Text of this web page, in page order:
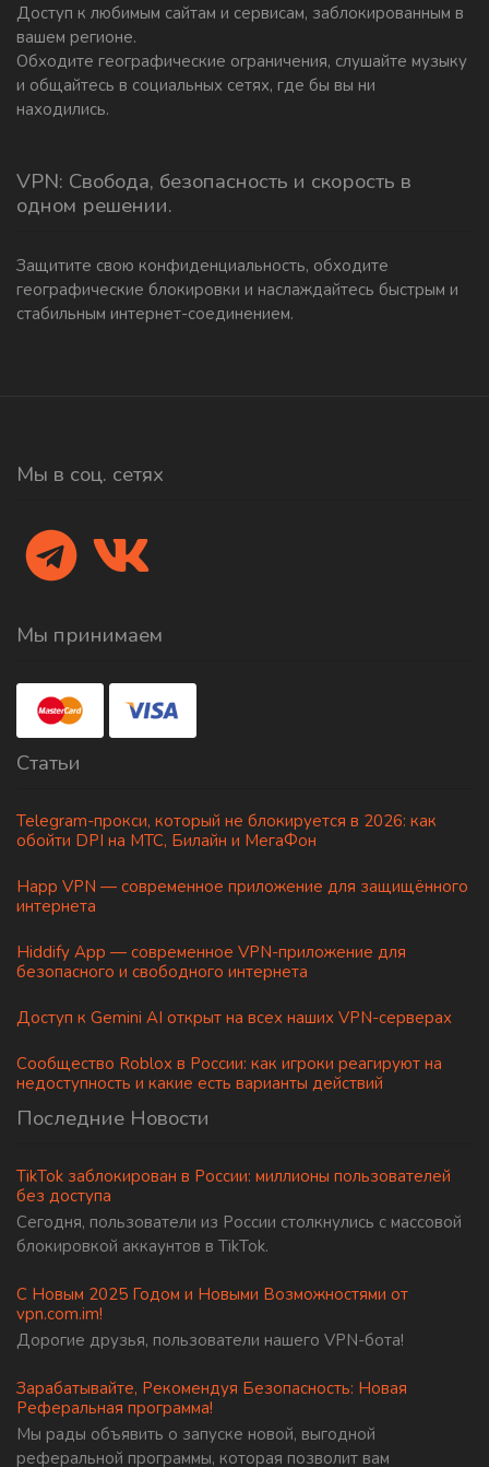
Доступ к любимым сайтам и сервисам, заблокированным в
вашем регионе.
Обходите географические ограничения, слушайте музыку
и общайтесь в социальных сетях, где бы вы ни
находились.
VPN: Свобода, безопасность и скорость в
одном решении.
Защитите свою конфиденциальность, обходите
географические блокировки и наслаждайтесь быстрым и
стабильным интернет-соединением.
Мы в соц. сетях
Мы принимаем
Статьи
Telegram-прокси, который не блокируется в 2026: как
обойти DPI на МТС, Билайн и МегаФон
Happ VPN — современное приложение для защищённого
интернета
Hiddify App — современное VPN-приложение для
безопасного и свободного интернета
Доступ к Gemini AI открыт на всех наших VPN-серверах
Сообщество Roblox в России: как игроки реагируют на
недоступность и какие есть варианты действий
Последние Новости
TikTok заблокирован в России: миллионы пользователей
без доступа
Сегодня, пользователи из России столкнулись с массовой
блокировкой аккаунтов в TikTok.
С Новым 2025 Годом и Новыми Возможностями от
vpn.com.im!
Дорогие друзья, пользователи нашего VPN-бота!
Зарабатывайте, Рекомендуя Безопасность: Новая
Реферальная программа!
Мы рады объявить о запуске новой, выгодной
реферальной программы, которая позволит вам